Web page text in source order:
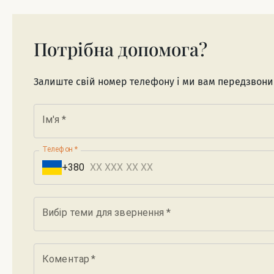
Потрібна допомога?
Залиште свій номер телефону і ми вам
Ім'я *
Телефон *
+380
Вибір теми для звернення *
Коментар *